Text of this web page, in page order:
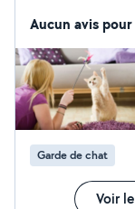
définir avec
auprès de vos
Aucun avis
Garde de chat
Voir